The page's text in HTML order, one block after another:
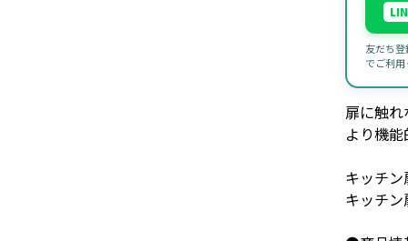
友だち
でご利
扉に触
より機
キッチ
キッチ